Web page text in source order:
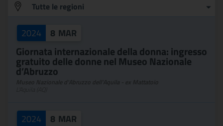
Regione
Tutte le regioni
2024 8 MAR
Giornata internazionale della donna: ingresso
gratuito delle donne nel Museo Nazionale
d’Abruzzo
2024 8 MAR